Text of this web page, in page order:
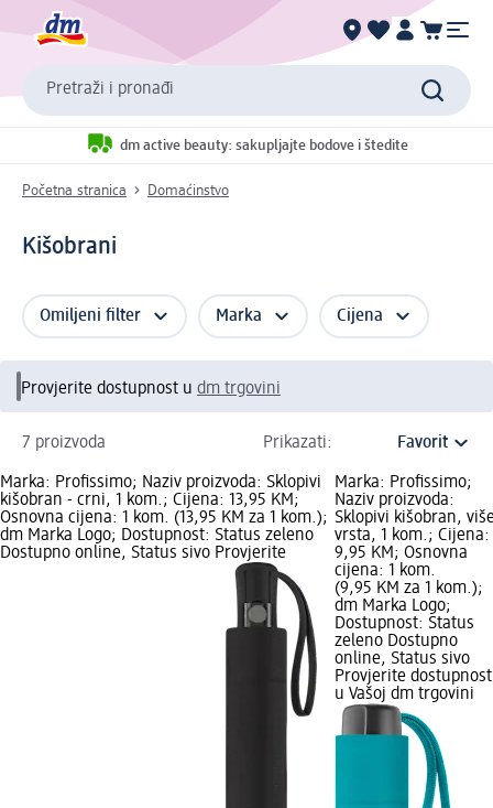
Pretraži i pronađi
dm active beauty: sakupljajte bodove i štedite
Početna stranica Domaćinstvo
Kišobrani
Omiljeni filter Marka Cijena
Provjerite dostupnost u dm trgovini
7 proizvoda Prikazati:
Marka: Profissimo; Naziv proizvoda: Sklopivi
kišobran - crni, 1 kom.; Cijena: 13,95 KM;
Osnovna cijena: 1 kom. (13,95 KM za 1 kom.);
dm Marka Logo; Dostupnost: Status zeleno
Dostupno online, Status sivo Provjerite
Marka: Profissimo;
Naziv proizvoda:
Sklopivi kišobran,
vrsta, 1 kom.; Cijena:
9,95 KM; Osnovna
cijena: 1 kom.
(9,95 KM za 1 kom.);
dm Marka Logo;
Dostupnost: Status
zeleno Dostupno
online, Status sivo
Provjerite dostupnost
u Vašoj dm trgovini